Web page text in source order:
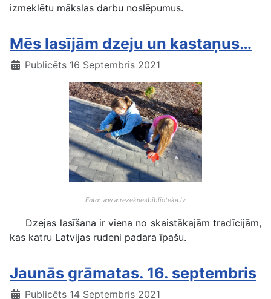
izmeklētu mākslas darbu noslēpumus.
Mēs lasījām dzeju un kastaņus…
Publicēts 16 Septembris 2021
Foto: www.rezeknesbiblioteka.lv
Dzejas lasīšana ir viena no skaistākajām tradīcijām,
kas katru Latvijas rudeni padara īpašu.
Jaunās grāmatas. 16. septembris
Publicēts 14 Septembris 2021